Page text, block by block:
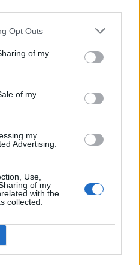
Opt Outs
of my
of my
my
Advertising.
Use,
of my
with the
collected.
95 ειδικότητες και 860
18:04
Ανακοινώθηκαν 95
Ανακοινώθηκαν 95
και 860 τμήματα των
– Πότε ξεκινούν οι